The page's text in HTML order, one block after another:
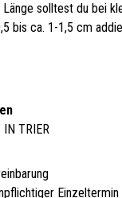
solltest du bei
bis ca. 1-1,5 cm
IN TRIER
Einzeltermin